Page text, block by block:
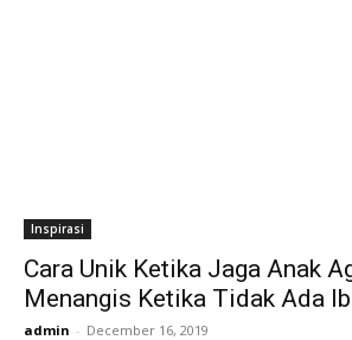
Inspirasi
Cara Unik Ketika Jaga Anak
Menangis Ketika Tidak Ada
admin - December 16, 2019